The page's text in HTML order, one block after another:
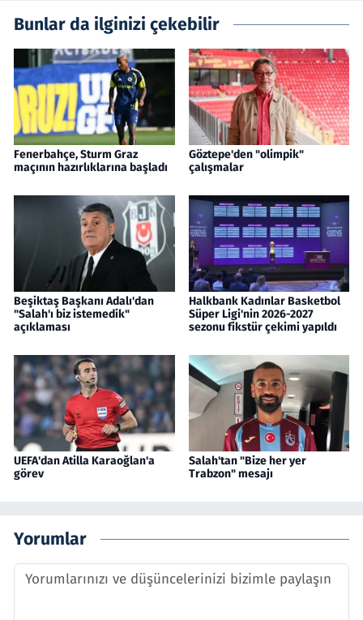
Bunlar da ilginizi çekebilir
Fenerbahçe, Sturm Graz
maçının hazırlıklarına başladı
Göztepe'den "olimpik"
çalışmalar
Beşiktaş Başkanı Adalı'dan
"Salah'ı biz istemedik"
açıklaması
Halkbank Kadınlar Basketbol
Süper Ligi'nin 2026-2027
sezonu fikstür çekimi yapıldı
UEFA'dan Atilla Karaoğlan'a
görev
Salah'tan "Bize her yer
Trabzon" mesajı
Yorumlar